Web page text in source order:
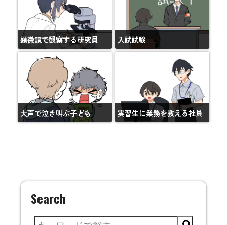
顕微鏡で観察する研究員 入試試験
大声で泣き叫ぶ子ども 実習生に業務を教える社員
Search